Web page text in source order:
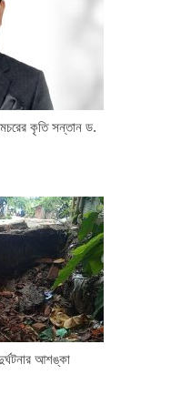
কৃতি সন্তান ড.
আশঙ্কা